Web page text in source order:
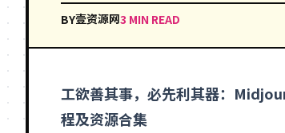
BY壹资源网3 MIN READ
工欲善其事，必先利其器：
程及资源合集